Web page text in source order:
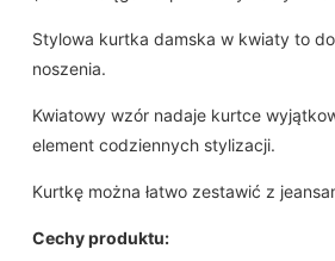
Stylowa kurtka damska w kwiaty to
noszenia.
Kwiatowy wzór nadaje kurtce
element codziennych stylizacji.
Kurtkę można łatwo zestawić z
Cechy produktu: